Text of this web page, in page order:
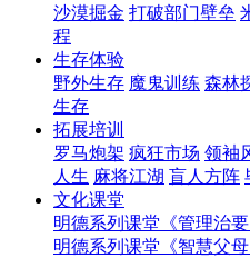
沙漠掘金 打破部门壁垒
程
生存体验
野外生存 魔鬼训练 森林
生存
拓展培训
罗马炮架 疯狂市场 领袖
人生 麻将江湖 盲人方阵
文化课堂
明德系列课堂《管理治要
明德系列课堂《智慧父母